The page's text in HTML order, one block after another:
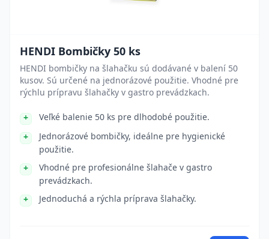
HENDI Bombičky 50 ks
HENDI bombičky na šlahačku sú dodávané v balení 50
kusov. Sú určené na jednorázové použitie. Vhodné pre
rýchlu prípravu šlahačky v gastro prevádzkach.
Veľké balenie 50 ks pre dlhodobé použitie.
Jednorázové bombičky, ideálne pre hygienické
použitie.
Vhodné pre profesionálne šlahače v gastro
prevádzkach.
Jednoduchá a rýchla príprava šlahačky.